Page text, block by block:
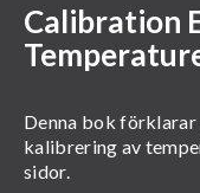
Calibration
Denna bok
kalibrering av
sidor.